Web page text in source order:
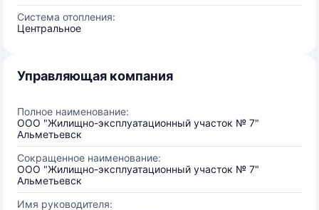
Система отопления:
Центральное
Управляющая компания
Полное наименование:
ООО "Жилищно-эксплуатационный участок № 7"
Альметьевск
Сокращенное наименование:
ООО "Жилищно-эксплуатационный участок № 7"
Альметьевск
Имя руководителя: